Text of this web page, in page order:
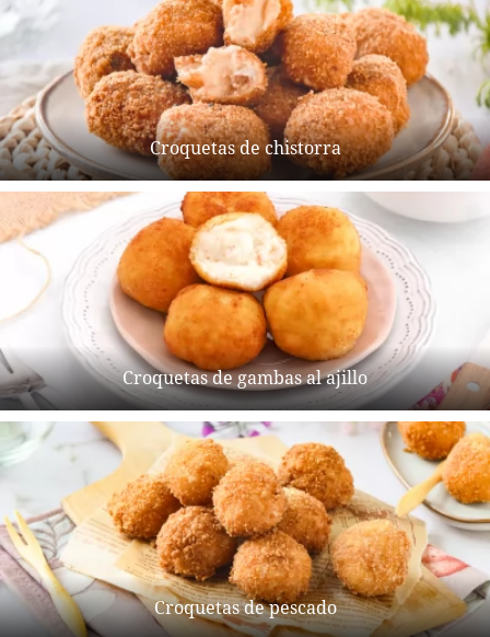
Croquetas de chistorra
Croquetas de gambas al ajillo
Croquetas de pescado